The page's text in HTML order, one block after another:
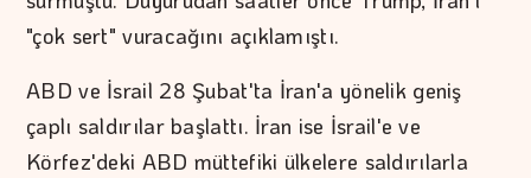
"çok sert" vuracağını açıklamıştı.
ABD ve İsrail 28 Şubat'ta İran'a yönelik geniş
çaplı saldırılar başlattı. İran ise İsrail'e ve
Körfez'deki ABD müttefiki ülkelere saldırılarla